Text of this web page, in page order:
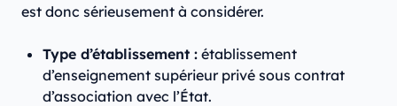
est donc sérieusement à considérer.
Type d’établissement : établissement
d’enseignement supérieur privé sous contrat
d’association avec l’État.